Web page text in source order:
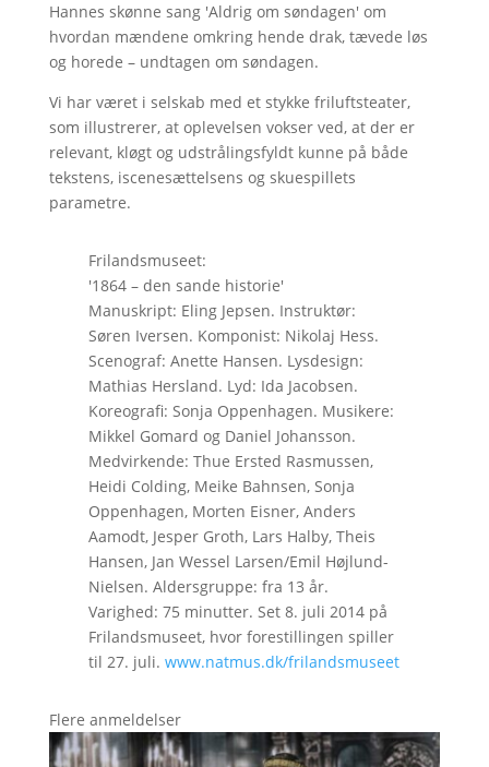
Hannes skønne sang 'Aldrig om søndagen' om
hvordan mændene omkring hende drak, tævede løs
og horede – undtagen om søndagen.
Vi har været i selskab med et stykke friluftsteater,
som illustrerer, at oplevelsen vokser ved, at der er
relevant, kløgt og udstrålingsfyldt kunne på både
tekstens, iscenesættelsens og skuespillets
parametre.
Frilandsmuseet:
'1864 – den sande historie'
Manuskript: Eling Jepsen. Instruktør:
Søren Iversen. Komponist: Nikolaj Hess.
Scenograf: Anette Hansen. Lysdesign:
Mathias Hersland. Lyd: Ida Jacobsen.
Koreografi: Sonja Oppenhagen. Musikere:
Mikkel Gomard og Daniel Johansson.
Medvirkende: Thue Ersted Rasmussen,
Heidi Colding, Meike Bahnsen, Sonja
Oppenhagen, Morten Eisner, Anders
Aamodt, Jesper Groth, Lars Halby, Theis
Hansen, Jan Wessel Larsen/Emil Højlund-
Nielsen. Aldersgruppe: fra 13 år.
Varighed: 75 minutter. Set 8. juli 2014 på
Frilandsmuseet, hvor forestillingen spiller
til 27. juli. www.natmus.dk/frilandsmuseet
Flere anmeldelser